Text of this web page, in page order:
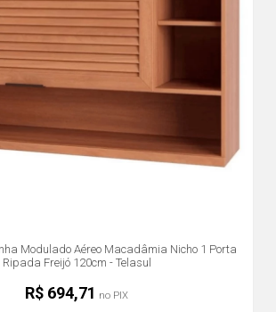
Modulado Aéreo Macadâmia Nicho 1 Porta
Ripada Freijó 120cm - Telasul
R$ 694,71 no PIX